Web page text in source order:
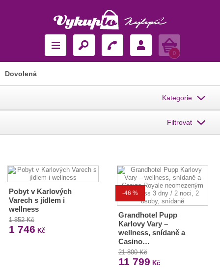
Košík
0
Dovolená
Kategorie
Filtrovat
Pobyt v Karlových
Varech s jídlem i
wellness
1 852 Kč
1 746 Kč
-46 %
Grandhotel Pupp
Karlovy Vary –
wellness, snídaně a
Casino…
21 800 Kč
11 799 Kč